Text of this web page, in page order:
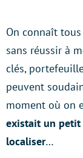
On connaît
sans réussir à
clés,
peuvent
moment où on
existait un petit
localiser…